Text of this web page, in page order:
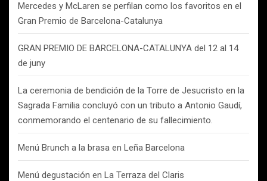
Mercedes y McLaren se perfilan como los favoritos en el
Gran Premio de Barcelona-Catalunya
GRAN PREMIO DE BARCELONA-CATALUNYA del 12 al 14
de juny
La ceremonia de bendición de la Torre de Jesucristo en la
Sagrada Familia concluyó con un tributo a Antonio Gaudí,
conmemorando el centenario de su fallecimiento.
Menú Brunch a la brasa en Leña Barcelona
Menú degustación en La Terraza del Claris